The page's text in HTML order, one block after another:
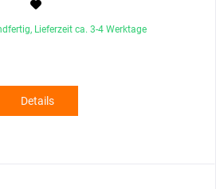
Lieferzeit ca. 3-4 Werktage
Details